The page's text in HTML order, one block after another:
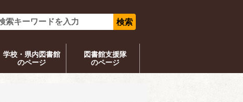
学校・県内図書館
のページ
図書館支援隊
のページ